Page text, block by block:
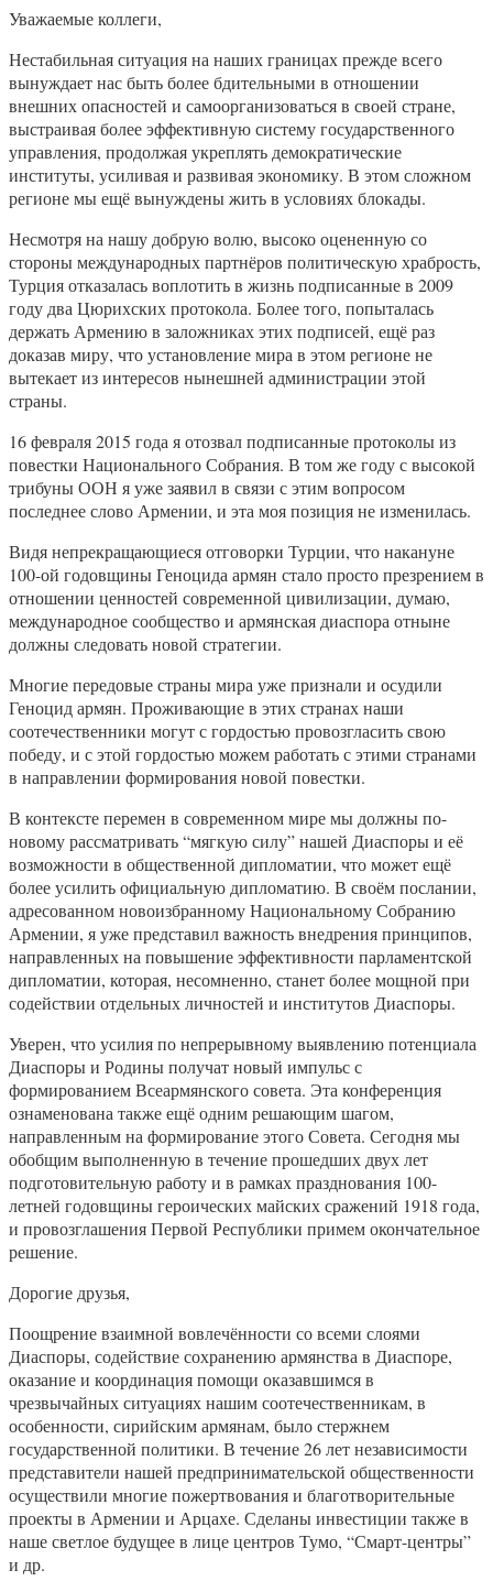
Уважаемые коллеги,
Нестабильная ситуация на наших границах прежде всего
вынуждает нас быть более бдительными в отношении
внешних опасностей и самоорганизоваться в своей стране,
выстраивая более эффективную систему государственного
управления, продолжая укреплять демократические
институты, усиливая и развивая экономику. В этом сложном
регионе мы ещё вынуждены жить в условиях блокады.
Несмотря на нашу добрую волю, высоко оцененную со
стороны международных партнёров политическую храбрость,
Турция отказалась воплотить в жизнь подписанные в 2009
году два Цюрихских протокола. Более того, попыталась
держать Армению в заложниках этих подписей, ещё раз
доказав миру, что установление мира в этом регионе не
вытекает из интересов нынешней администрации этой
страны.
16 февраля 2015 года я отозвал подписанные протоколы из
повестки Национального Собрания. В том же году с высокой
трибуны ООН я уже заявил в связи с этим вопросом
последнее слово Армении, и эта моя позиция не изменилась.
Видя непрекращающиеся отговорки Турции, что накануне
100-ой годовщины Геноцида армян стало просто презрением в
отношении ценностей современной цивилизации, думаю,
международное сообщество и армянская диаспора отныне
должны следовать новой стратегии.
Многие передовые страны мира уже признали и осудили
Геноцид армян. Проживающие в этих странах наши
соотечественники могут с гордостью провозгласить свою
победу, и с этой гордостью можем работать с этими странами
в направлении формирования новой повестки.
В контексте перемен в современном мире мы должны по-
новому рассматривать “мягкую силу” нашей Диаспоры и её
возможности в общественной дипломатии, что может ещё
более усилить официальную дипломатию. В своём послании,
адресованном новоизбранному Национальному Собранию
Армении, я уже представил важность внедрения принципов,
направленных на повышение эффективности парламентской
дипломатии, которая, несомненно, станет более мощной при
содействии отдельных личностей и институтов Диаспоры.
Уверен, что усилия по непрерывному выявлению потенциала
Диаспоры и Родины получат новый импульс с
формированием Всеармянского совета. Эта конференция
ознаменована также ещё одним решающим шагом,
направленным на формирование этого Совета. Сегодня мы
обобщим выполненную в течение прошедших двух лет
подготовительную работу и в рамках празднования 100-
летней годовщины героических майских сражений 1918 года,
и провозглашения Первой Республики примем окончательное
решение.
Дорогие друзья,
Поощрение взаимной вовлечённости со всеми слоями
Диаспоры, содействие сохранению армянства в Диаспоре,
оказание и координация помощи оказавшимся в
чрезвычайных ситуациях нашим соотечественникам, в
особенности, сирийским армянам, было стержнем
государственной политики. В течение 26 лет независимости
представители нашей предпринимательской общественности
осуществили многие пожертвования и благотворительные
проекты в Армении и Арцахе. Сделаны инвестиции также в
наше светлое будущее в лице центров Тумо, “Смарт-центры”
и др.